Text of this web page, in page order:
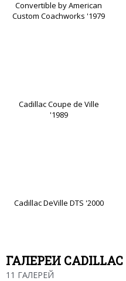
Convertible by American
Custom Coachworks '1979
Cadillac Coupe de Ville
'1989
Cadillac DeVille DTS '2000
ГАЛЕРЕИ
11 ГАЛЕРЕЙ